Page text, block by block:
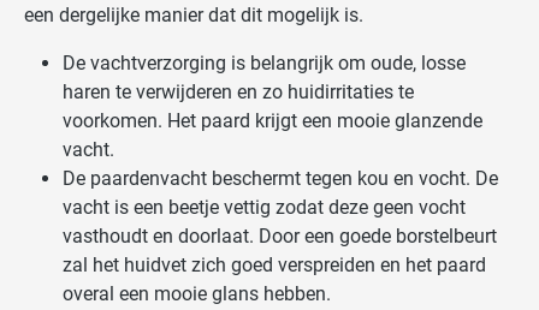
een dergelijke manier dat dit mogelijk is.
De vachtverzorging is belangrijk om oude, losse
haren te verwijderen en zo huidirritaties te
voorkomen. Het paard krijgt een mooie glanzende
vacht.
De paardenvacht beschermt tegen kou en vocht. De
vacht is een beetje vettig zodat deze geen vocht
vasthoudt en doorlaat. Door een goede borstelbeurt
zal het huidvet zich goed verspreiden en het paard
overal een mooie glans hebben.